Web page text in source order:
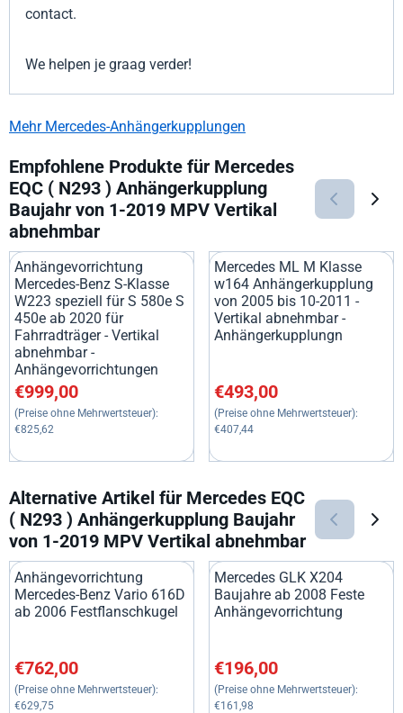
contact.
We helpen je graag verder!
Mehr Mercedes-Anhängerkupplungen
Empfohlene Produkte für Mercedes
EQC ( N293 ) Anhängerkupplung
Baujahr von 1-2019 MPV Vertikal
abnehmbar
Anhängevorrichtung
Mercedes-Benz S-Klasse
W223 speziell für S 580e S
450e ab 2020 für
Fahrradträger - Vertikal
abnehmbar -
Anhängevorrichtungen
Preis: 999,00, ohne MwSt.: 825,62
€999,00
(Preise ohne Mehrwertsteuer):
€825,62
Mercedes ML M Klasse
w164 Anhängerkupplung
von 2005 bis 10-2011 -
Vertikal abnehmbar -
Anhängerkupplungn
Preis: 493,00, ohne MwSt.:
€493,00
(Preise ohne Mehrwertsteuer):
€407,44
Alternative Artikel für Mercedes EQC
( N293 ) Anhängerkupplung Baujahr
von 1-2019 MPV Vertikal abnehmbar
Anhängevorrichtung
Mercedes-Benz Vario 616D
ab 2006 Festflanschkugel
Preis: 762,00, ohne MwSt.: 629,75
€762,00
(Preise ohne Mehrwertsteuer):
€629,75
Mercedes GLK X204
Baujahre ab 2008 Feste
Anhängevorrichtung
Preis: 196,00, ohne MwSt.:
€196,00
(Preise ohne Mehrwertsteuer):
€161,98